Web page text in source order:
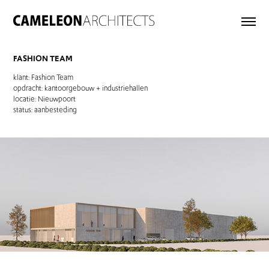
FASHION TEAM
klant: Fashion Team
opdracht: kantoorgebouw + industriehallen
locatie: Nieuwpoort
status: aanbesteding